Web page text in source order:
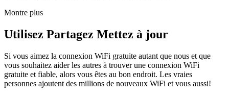
Montre plus
Utilisez Partagez Mettez à jour
Si vous aimez la connexion WiFi gratuite autant que nous et que
vous souhaitez aider les autres à trouver une connexion WiFi
gratuite et fiable, alors vous êtes au bon endroit. Les vraies
personnes ajoutent des millions de nouveaux WiFi et vous aussi!